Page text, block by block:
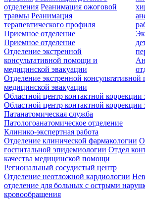
отделения Реанимация ожоговой
травмы Реанимация
терапевтического профиля
Приемное отделение
Приемное отделение
Отделение экстренной
консультативной помощи и
медицинской эвакуации
Отделение экстренной
медицинской эвакуации
Областной центр контактной коррекции
Областной центр контактной коррекции
Патанатомическая служба
Патологоанатомическое отделение
Клинико-экспертная работа
Отделение клинической фармакологии
госпитальной эпидемиологии Отдел
качества медицинской помощи
Региональный сосудистый центр
Отделение неотложной кардиологии
отделение для больных с острыми
кровообращения